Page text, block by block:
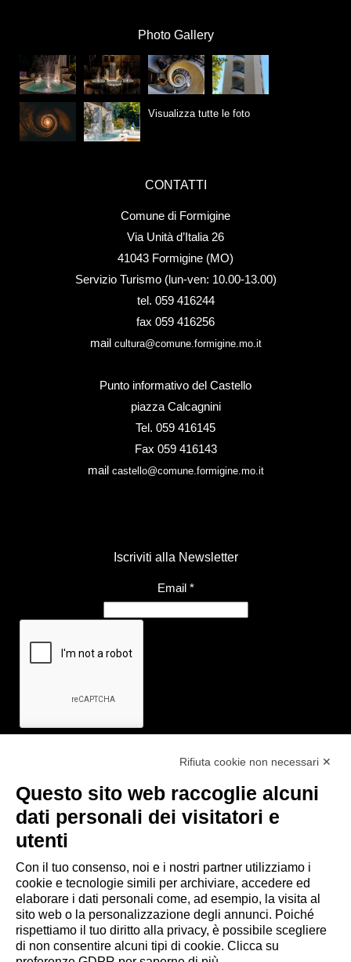
Photo Gallery
Visualizza tutte le foto
CONTATTI
Comune di Formigine
Via Unità d’Italia 26
41043 Formigine (MO)
Servizio Turismo (lun-ven: 10.00-13.00)
tel. 059 416244
fax 059 416256
mail cultura@comune.formigine.mo.it
Punto informativo del Castello
piazza Calcagnini
Tel. 059 416145
Fax 059 416143
mail castello@comune.formigine.mo.it
Iscriviti alla Newsletter
Email *
Link utili
- Ufficio di informazione e accoglienza turistica di Maranello, Fiorano
- Comune di Formigine
- Trasporti Locali
- Trenitalia
Scarica le app
Rifiuta cookie non necessari ✕
Questo sito web raccoglie alcuni
dati personali dei visitatori e
utenti
Con il tuo consenso, noi e i nostri partner utilizziamo i
cookie e tecnologie simili per archiviare, accedere ed
elaborare i dati personali come, ad esempio, la visita al
sito web o la personalizzazione degli annunci. Poiché
rispettiamo il tuo diritto alla privacy, è possibile scegliere
di non consentire alcuni tipi di cookie. Clicca su